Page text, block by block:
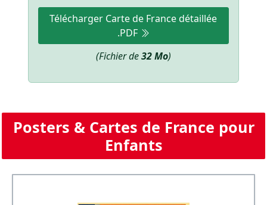
Télécharger Carte de France détaillée
.PDF
(Fichier de32 Mo)
Posters & Cartes de France pour
Enfants